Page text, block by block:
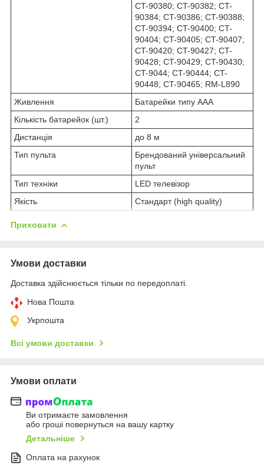
CT-90380; CT-90382; CT-
90384; CT-90386; CT-90388;
CT-90394; CT-90400; CT-
90404; CT-90405; CT-90407;
CT-90420; CT-90427; CT-
90428; CT-90429; CT-90430;
CT-9044; CT-90444; CT-
90448; CT-90465; RM-L890
Живлення
Батарейки типу AAA
Кількість батарейок (шт.)
2
Дистанція
до 8 м
Тип пульта
Брендований універсальний
пульт
Тип техніки
LED телевізор
Якість
Стандарт (high quality)
Приховати
Умови доставки
Доставка здійснюється тільки по передоплаті.
Нова Пошта
Укрпошта
Всі умови доставки
Умови оплати
Ви отримаєте замовлення
або гроші повернуться на вашу картку
Детальніше
Оплата на рахунок